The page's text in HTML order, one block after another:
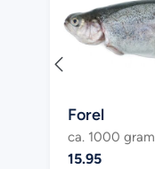
Forel
ca. 1000 gram
15.95